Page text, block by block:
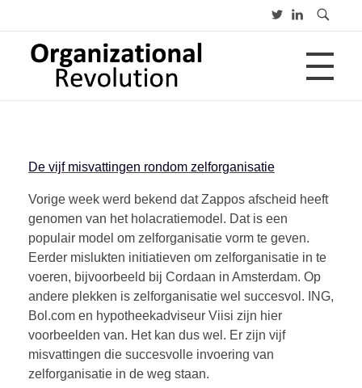
OVER
CV
Advies
Lezing
PUBLICATIES
BLOGS
BOEKEN
De vijf misvattingen rondom zelforganisatie
Vorige week werd bekend dat Zappos afscheid heeft
genomen van het holacratiemodel. Dat is een
populair model om zelforganisatie vorm te geven.
Eerder mislukten initiatieven om zelforganisatie in te
voeren, bijvoorbeeld bij Cordaan in Amsterdam. Op
andere plekken is zelforganisatie wel succesvol. ING,
Bol.com en hypotheekadviseur Viisi zijn hier
voorbeelden van. Het kan dus wel. Er zijn vijf
misvattingen die succesvolle invoering van
zelforganisatie in de weg staan.